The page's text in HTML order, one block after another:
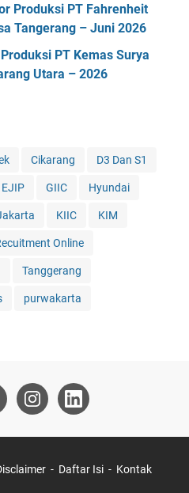
Produksi PT Fahrenheit
Tangerang – Juni 2026
PT Kemas Surya
Utara – 2026
Cikarang D3 Dan S1
EJIP GIIC Hyundai
KIIC KIM
Online
Tanggerang
purwakarta
Daftar Isi Kontak